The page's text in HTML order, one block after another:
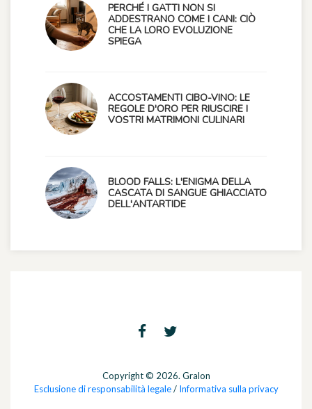
PERCHÉ I GATTI NON SI
ADDESTRANO COME I CANI: CIÒ
CHE LA LORO EVOLUZIONE
SPIEGA
ACCOSTAMENTI CIBO-VINO: LE
REGOLE D'ORO PER RIUSCIRE I
VOSTRI MATRIMONI CULINARI
BLOOD FALLS: L'ENIGMA DELLA
CASCATA DI SANGUE GHIACCIATO
DELL'ANTARTIDE
Copyright © 2026. Gralon
Esclusione di responsabilità legale/ Informativa sulla privacy